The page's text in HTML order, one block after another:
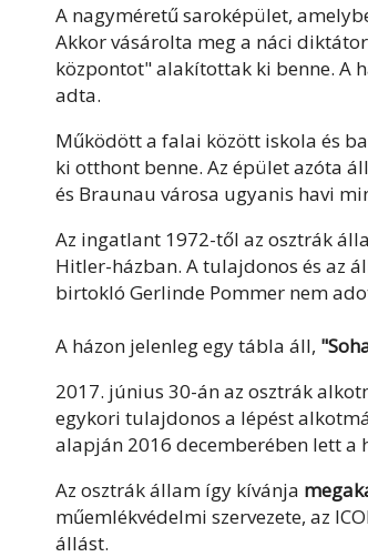
A nagyméretű saroképület,
Akkor vásárolta meg a náci
központot" alakítottak ki benne. A
adta.
Működött a falai között iskola és
ki otthont benne. Az épület azóta
és Braunau városa ugyanis havi
Az ingatlant 1972-től az osztrák
Hitler-házban. A tulajdonos és az
birtokló Gerlinde Pommer nem
A házon jelenleg egy tábla áll,
2017. június 30-án az osztrák
egykori tulajdonos a lépést
alapján 2016 decemberében lett a
Az osztrák állam így kívánja
műemlékvédelmi szervezete, az
állást.